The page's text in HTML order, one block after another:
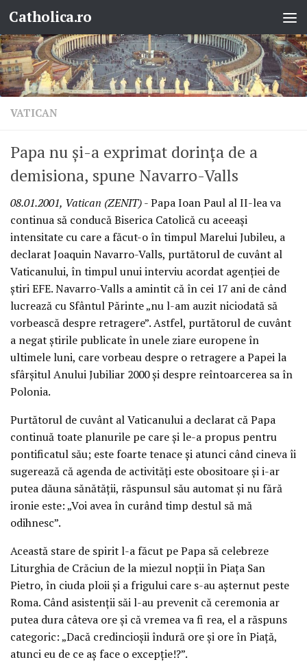
Skip to content
Catholica.ro
VATICAN
Papa nu şi-a exprimat dorinţa de a
demisiona, spune Navarro-Valls
08.01.2001, Vatican (ZENIT)- Papa Ioan Paul al II-lea va
continua să conducă Biserica Catolică cu aceeaşi
intensitate cu care a făcut-o în timpul Marelui Jubileu, a
declarat Joaquin Navarro-Valls, purtătorul de cuvânt al
Vaticanului, în timpul unui interviu acordat agenţiei de
ştiri EFE. Navarro-Valls a amintit că în cei 17 ani de când
lucrează cu Sfântul Părinte „nu l-am auzit niciodată să
vorbească despre retragere”. Astfel, purtătorul de cuvânt
a negat ştirile publicate în unele ziare europene în
ultimele luni, care vorbeau despre o retragere a Papei la
sfârşitul Anului Jubiliar 2000 şi despre reîntoarcerea sa în
Polonia.
Purtătorul de cuvânt al Vaticanului a declarat că Papa
continuă toate planurile pe care şi le-a propus pentru
pontificatul său; este foarte tenace şi atunci când cineva îi
sugerează că agenda de activităţi este obositoare şi i-ar
putea dăuna sănătăţii, răspunsul său automat şi nu fără
ironie este: „Voi avea în curând timp destul să mă
odihnesc”.
Această stare de spirit l-a făcut pe Papa să celebreze
Liturghia de Crăciun de la miezul nopţii în Piaţa San
Pietro, în ciuda ploii şi a frigului care s-au aşternut peste
Roma. Când asistenţii săi l-au prevenit că ceremonia ar
putea dura câteva ore şi că vremea va fi rea, el a răspuns
categoric: „Dacă credincioşii îndură ore şi ore în Piaţă,
atunci eu de ce aş face o excepţie!?”.